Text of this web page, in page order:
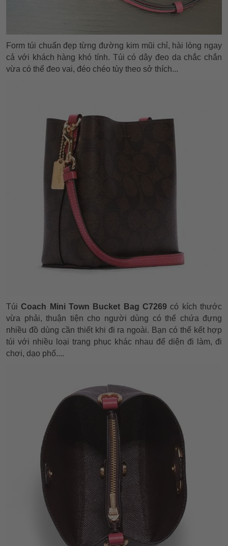
Form túi chuẩn đẹp từng đường kim mũi chỉ, hài lòng ngay
cả với khách hàng khó tính. Túi có dây đeo da chắc chắn
vừa có thể đeo vai, đéo chéo tùy theo sở thích...
TúiCoach Mini Town Bucket Bag C7269có kích thước
vừa phải, thuận tiện cho người dùng có thể chứa đựng
nhiều đồ dùng cần thiết khi đi ra ngoài. Bạn có thể kết hợp
túi với nhiều loại trang phục khác nhau để diện đi làm, đi
chơi, dạo phố....